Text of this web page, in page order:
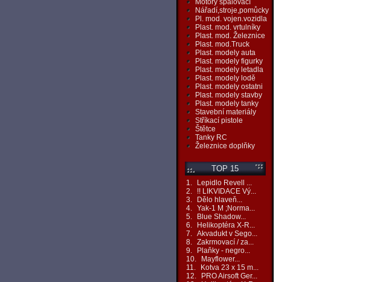
Motory spalovací
Nářadí,stroje,pomůcky
Pl. mod. vojen.vozidla
Plast. mod. vrtulníky
Plast. mod. Železnice
Plast. mod.Truck
Plast. modely auta
Plast. modely figurky
Plast. modely letadla
Plast. modely lodě
Plast. modely ostatni
Plast. modely stavby
Plast. modely tanky
Stavební materiály
Stříkací pistole
Štětce
Tanky RC
Železnice doplňky
TOP 15
1.
Lepidlo Revell ...
2.
!! LIKVIDACE Vý...
3.
Dělo hlaveň...
4. Yak-1 M ;Norma...
5.
Blue Shadow...
6.
Helikoptéra X-R...
7. Akvadukt v Sego...
8. Zakrmovací / za...
9.
Plaňky - negro...
10.
Mayflower...
11.
Kotva 23 x 15 m...
12.
PRO Airsoft Ger...